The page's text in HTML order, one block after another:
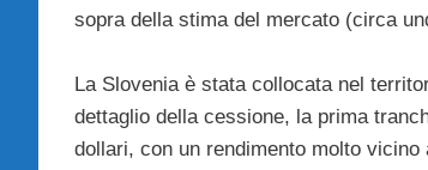
sopra della stima del mercato (circa
La Slovenia è stata collocata nel
dettaglio della cessione, la prima
dollari, con un rendimento molto vicino